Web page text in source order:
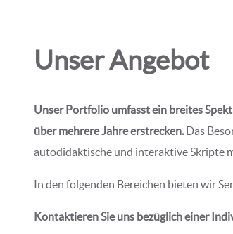
Unser Angebot
Unser Portfolio umfasst ein breites
über mehrere Jahre erstrecken.Das
autodidaktische und interaktive Skripte
In den folgenden Bereichen bieten wir
Kontaktieren Sie uns bezüglich einer